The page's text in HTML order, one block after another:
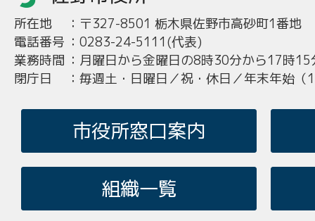
所在地 ： 〒327-8501 栃木県佐野市高砂町1番地
電話番号 ： 0283-24-5111(代表)
業務時間 ： 月曜日から金曜日の8時30分から17時15
閉庁日
： 毎週土・日曜日／祝・休日／年末年始
市役所窓口案内
組織一覧